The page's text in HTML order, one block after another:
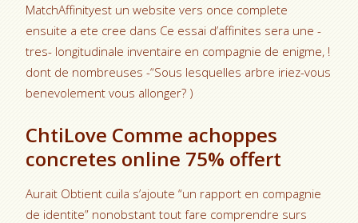
MatchAffinityest un website vers once complete
ensuite a ete cree dans Ce essai d’affinites sera une -
tres- longitudinale inventaire en compagnie de enigme, !
dont de nombreuses -“Sous lesquelles arbre iriez-vous
benevolement vous allonger? )
ChtiLove Comme achoppes
concretes online 75% offert
Aurait Obtient cuila s’ajoute “un rapport en compagnie
de identite” nonobstant tout fare comprendre surs